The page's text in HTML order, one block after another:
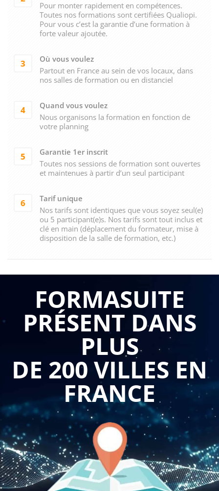
Pour monter rapidement en compétences.
Toutes nos formations sont certifiées Qualiopi.
Pour vous c’est la garantie d’une formation à
forte valeur ajoutée.
3
Où vous voulez
Partout en France au sein de vos locaux, dans
nos salles de formation ou en distanciel
4
Quand vous voulez
Nous organisons la formation en fonction de
votre planning
5
Garantie 1er inscrit
Toutes nos sessions de formation sont ouvertes
et maintenues à partir d’un seul participant
6
Tarif unique
Nos tarifs sont identiques que vous soyez seul(e)
ou 5 participant(e)s. Nos tarifs sont tout inclus et
clé en main (déplacement du formateur, mise à
disposition de la salle de formation, etc.)
FORMASUITE
PRÉSENT DANS
PLUS
DE 200 VILLES EN
FRANCE